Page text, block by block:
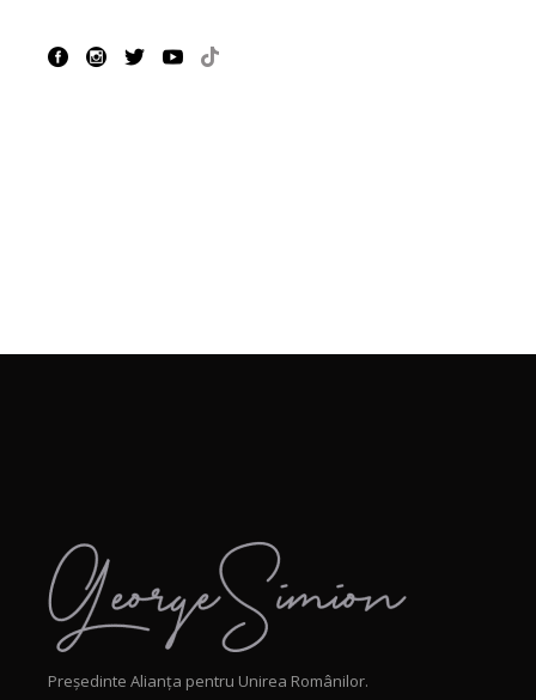
Președinte Alianța pentru Unirea Românilor.